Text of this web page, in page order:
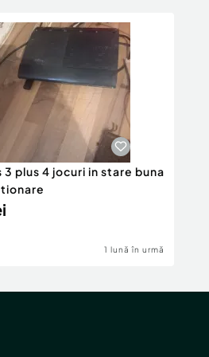
3 plus 4 jocuri in stare buna
1 lună în urmă